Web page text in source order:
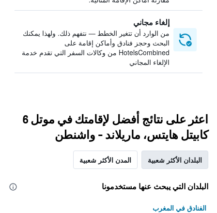
إلغاء مجاني
من الوارد أن تتغير الخطط — نتفهم ذلك. ولهذا يمكنك
البحث وحجز فنادق وأماكن إقامة على
HotelsCombined من وكالات السفر التي تقدم خدمة
الإلغاء المجاني
اعثر على نتائج أفضل لإقامتك في موتل 6
كابيتل هايتس، ماريلاند - واشنطن
البلدان الأكثر شعبية المدن الأكثر شعبية
البلدان التي يبحث عنها مستخدمونا
الفنادق في المغرب